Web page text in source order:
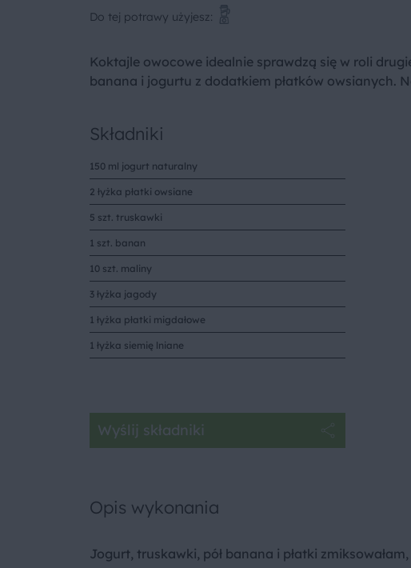
Do tej potrawy użyjesz:
Koktajle owocowe idealnie sprawdzą się w roli
banana i jogurtu z dodatkiem płatków owsianych.
Składniki
150 ml jogurt naturalny
2 łyżka płatki owsiane
5 szt. truskawki
1 szt. banan
10 szt. maliny
3 łyżka jagody
1 łyżka płatki migdałowe
1 łyżka siemię lniane
Wyślij składniki
Opis wykonania
Jogurt, truskawki, pół banana i płatki